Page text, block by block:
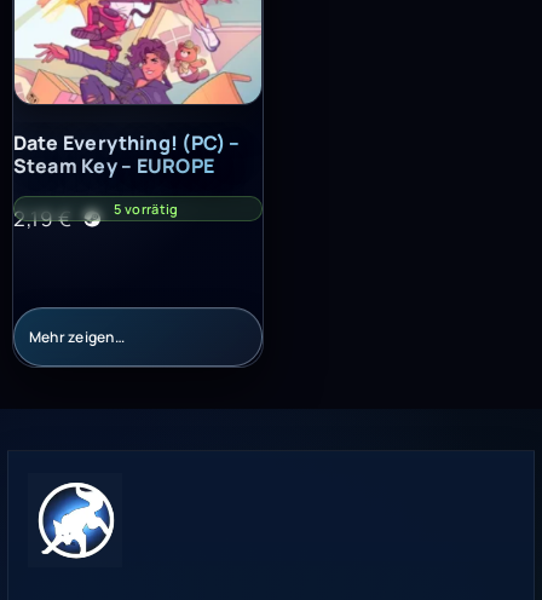
Date Everything! (PC) – Steam Key – EUROPE
Date Everything! (PC) –
Steam Key – EUROPE
2,19€ 5 vorrätig
Mehr zeigen…